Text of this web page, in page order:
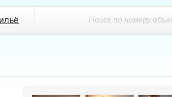
Поиск по номеру